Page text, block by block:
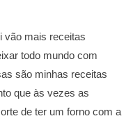
vão mais receitas
todo mundo com
são minhas receitas
que às vezes as
de ter um forno com a